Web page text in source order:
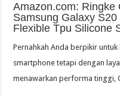
Amazon.com: Ringke
Samsung Galaxy
Flexible Tpu Silicone
Pernahkah Anda berpikir
smartphone tetapi dengan
menawarkan performa tinggi,
…